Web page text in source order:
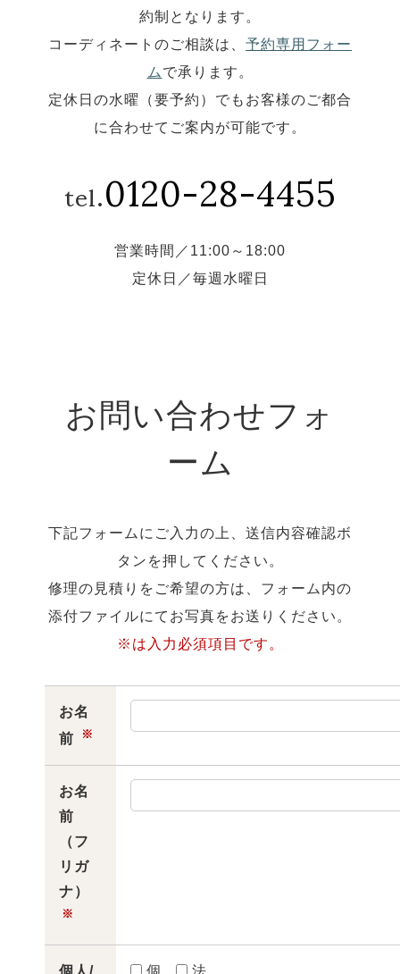
約制となります。
コーディネートのご相談は、 予約専用フォー
ム で承ります。
定休日の水曜（要予約）でもお客様のご都合
に合わせてご案内が可能です。
tel.0120-28-4455
営業時間／11:00～18:00
定休日／毎週水曜日
お問い合わせフォ
ーム
下記フォームにご入力の上、送信内容確認ボ
タンを押してください。
修理の見積りをご希望の方は、フォーム内の
添付ファイルにてお写真をお送りください。
※は入力必須項目です。
お名
前
※
お名
前
（フ
リガ
ナ）
※